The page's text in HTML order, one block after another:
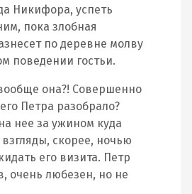
Никифора, успеть
пока злобная
по деревне молву
поведении гостьи.
она?! Совершенно
Петра разобрало?
нее за ужином куда
скорее, ночью
его визита. Петр
очень любезен, но не